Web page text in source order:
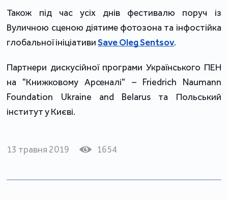
Також під час усіх днів фестивалю поруч із
Вуличною сценою діятиме фотозона та інфостійка
глобальної ініціативиSave Oleg Sentsov.
Партнери дискусійної програми Українського ПЕН
на "Книжковому Арсеналі" – Friedrich Naumann
Foundation Ukraine and Belarus та Польський
інститут у Києві.
13 травня 2019 1654